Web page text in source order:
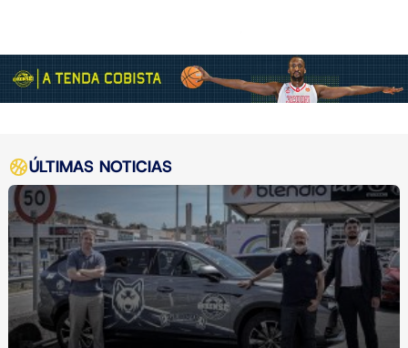
ÚLTIMAS NOTICIAS